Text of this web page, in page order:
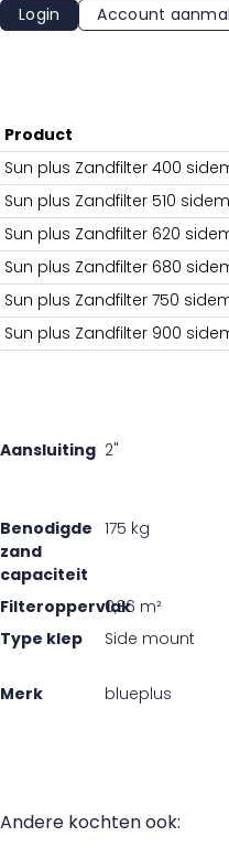
Login
Account
Product
Sun plus Zandfilter 400
Sun plus Zandfilter 510
Sun plus Zandfilter 620
Sun plus Zandfilter 680
Sun plus Zandfilter 750
Sun plus Zandfilter 900
Aansluiting 2"
Benodigde
zand
capaciteit
175 kg
Filteroppervlak0,36 m²
Type klep
Side mount
Merk blueplus
Andere kochten ook: